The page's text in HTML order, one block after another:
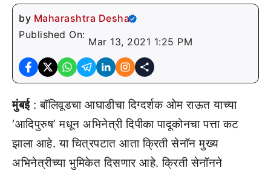
by Maharashtra Desha
Published On:
Mar 13, 2021 1:25 PM
मुंबई: बॉलिवूडचा आघाडीचा दिग्दर्शक ओम राऊत याच्या
‘आदिपुरुष’ मधून अभिनेत्री दिपीका पादूकोनचा पत्ता कट
झाला आहे. या चित्रपटात आता क्रिती सेनॉन मुख्य
अभिनेत्रीच्या भुमिकेत दिसणार आहे. क्रिती सेनॉनने